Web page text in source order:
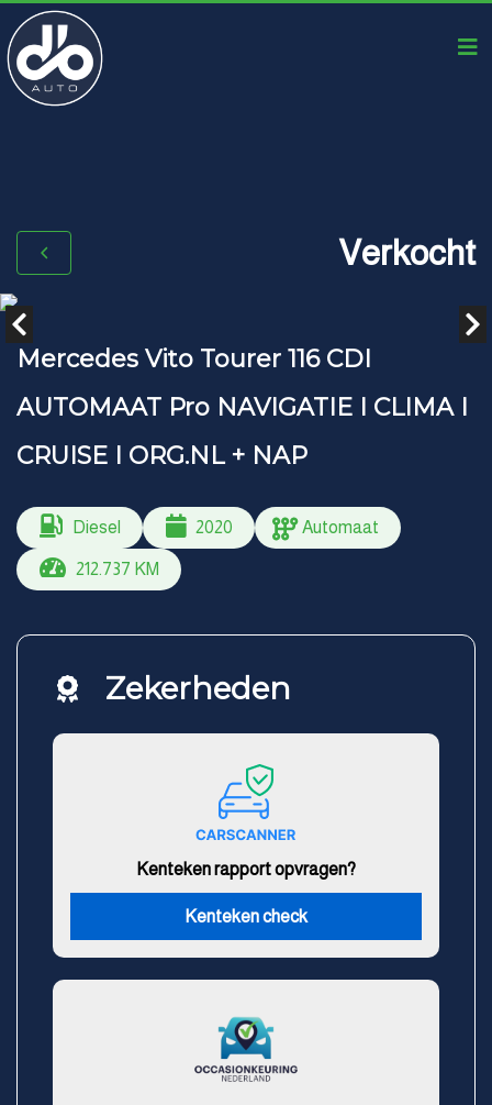
Verkocht
Mercedes Vito Tourer 116 CDI
AUTOMAAT Pro NAVIGATIE I CLIMA I
CRUISE I ORG.NL + NAP
Diesel 2020 Automaat
212.737 KM
Zekerheden
Kenteken rapport opvragen?
Kenteken check